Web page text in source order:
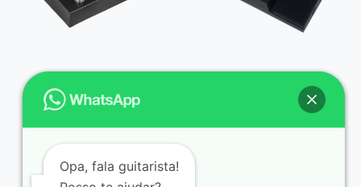
MG-300
R$79,90
PRESETS NUX
R$79,90
Opa, fala guitarista!